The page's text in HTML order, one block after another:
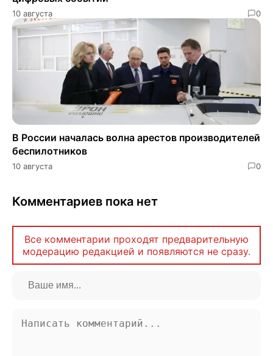
10 августа 0
В России началась волна арестов производителей
беспилотников
10 августа 0
Комментариев пока нет
Все комментарии проходят предварительную
модерацию редакцией и появляются не сразу.